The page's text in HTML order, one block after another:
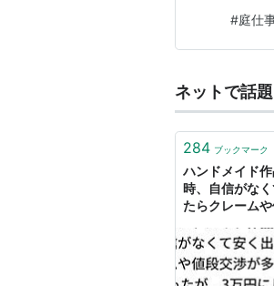
かけて
お昼ま
#庭仕
ネットで話題
284 ブックマーク
ハンドメイド
時、自信がな
たらクレーム
円にしたら違
た。自信がな
る